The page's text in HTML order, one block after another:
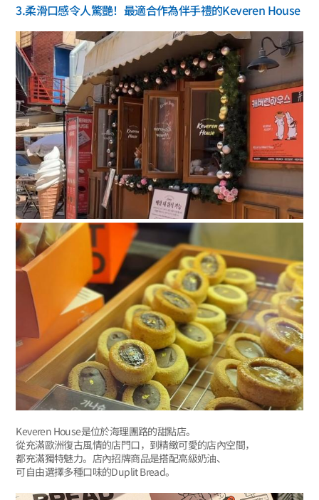
3.柔滑口感令人驚艷！最適合作為伴手禮的Keveren House
Keveren House是位於海理團路的甜點店。
從充滿歐洲復古風情的店門口，到精緻可愛的店內空間，
都充滿獨特魅力。店內招牌商品是搭配高級奶油、
可自由選擇多種口味的Duplit Bread。